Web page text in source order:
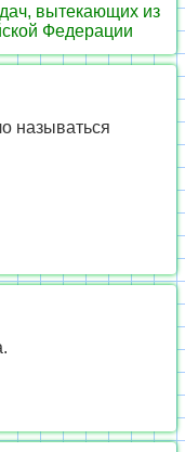
вытекающих из
Федерации
называться